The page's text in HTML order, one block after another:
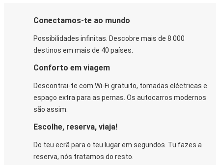
Conectamos-te ao mundo
Possibilidades infinitas. Descobre mais de 8 000
destinos em mais de 40 países.
Conforto em viagem
Descontrai-te com Wi-Fi gratuito, tomadas eléctricas e
espaço extra para as pernas. Os autocarros modernos
são assim.
Escolhe, reserva, viaja!
Do teu ecrã para o teu lugar em segundos. Tu fazes a
reserva, nós tratamos do resto.